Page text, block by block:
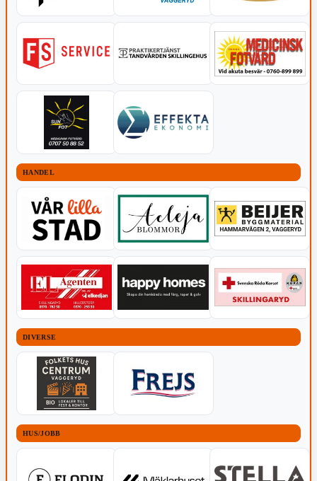
HANDEL
DIVERSE
HUS/JOBB